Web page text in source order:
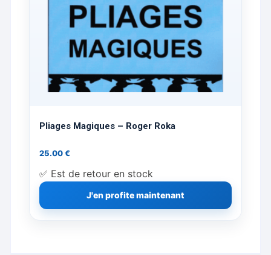
Pliages Magiques – Roger Roka
25.00€
✅ Est de retour en stock
J'en profite maintenant